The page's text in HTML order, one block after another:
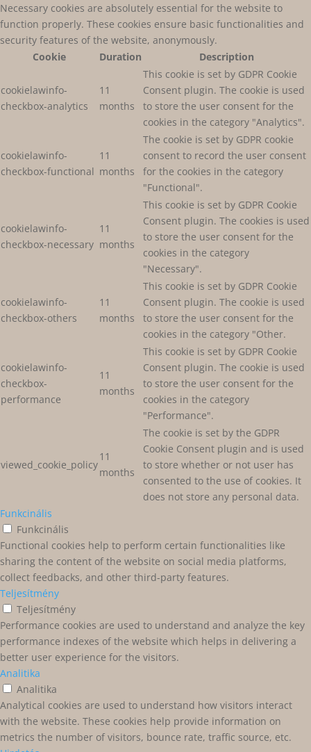
Necessary cookies are absolutely essential for the website to
function properly. These cookies ensure basic functionalities and
security features of the website, anonymously.
Cookie
Duration Description
cookielawinfo-
checkbox-analytics
11
months
This cookie is set by GDPR Cookie
Consent plugin. The cookie is used
to store the user consent for the
cookies in the category "Analytics".
cookielawinfo-
checkbox-functional
11
months
The cookie is set by GDPR cookie
consent to record the user consent
for the cookies in the category
"Functional".
cookielawinfo-
checkbox-necessary
11
months
This cookie is set by GDPR Cookie
Consent plugin. The cookies is used
to store the user consent for the
cookies in the category
"Necessary".
cookielawinfo-
checkbox-others
11
months
This cookie is set by GDPR Cookie
Consent plugin. The cookie is used
to store the user consent for the
cookies in the category "Other.
cookielawinfo-
checkbox-
performance
11
months
This cookie is set by GDPR Cookie
Consent plugin. The cookie is used
to store the user consent for the
cookies in the category
"Performance".
viewed_cookie_policy
11
months
The cookie is set by the GDPR
Cookie Consent plugin and is used
to store whether or not user has
consented to the use of cookies. It
does not store any personal data.
Funkcinális
Funkcinális
Functional cookies help to perform certain functionalities like
sharing the content of the website on social media platforms,
collect feedbacks, and other third-party features.
Teljesítmény
Teljesítmény
Performance cookies are used to understand and analyze the key
performance indexes of the website which helps in delivering a
better user experience for the visitors.
Analitika
Analitika
Analytical cookies are used to understand how visitors interact
with the website. These cookies help provide information on
metrics the number of visitors, bounce rate, traffic source, etc.